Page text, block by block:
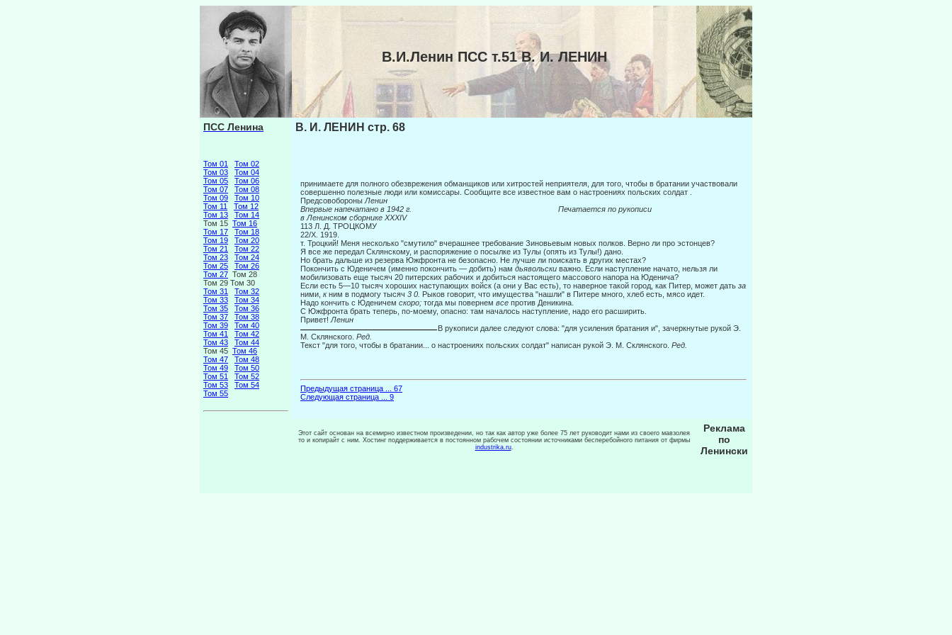
В.И.Ленин ПСС т.51 В. И. ЛЕНИН
ПСС Ленина
Том 01
Том 02
Том 03
Том 04
Том 05
Том 06
Том 07
Том 08
Том 09
Том 10
Том 11
Том 12
Том 13
Том 14
Том 15 Том 16
Том 17
Том 18
Том 19
Том 20
Том 21
Том 22
Том 23
Том 24
Том 25
Том 26
Том 27 Том 28
Том 29 Том 30
Том 31
Том 32
Том 33
Том 34
Том 35
Том 36
Том 37
Том 38
Том 39
Том 40
Том 41
Том 42
Том 43
Том 44
Том 45 Том 46
Том 47
Том 48
Том 49
Том 50
Том 51
Том 52
Том 53
Том 54
Том 55
В. И. ЛЕНИН стр. 68
принимаете для полного обезврежения обманщиков или хитростей неприятеля, для того, чтобы в братании участвовали
совершенно полезные люди или комиссары. Сооб­щите все известное вам о настроениях польских солдат .
Предсовобороны Ленин
Впервые напечатано в 1942 г. Печатается по рукописи
в Ленинском сборнике XXXIV
113 Л. Д. ТРОЦКОМУ
22/Х. 1919.
т. Троцкий! Меня несколько "смутило" вчерашнее требование Зиновьевым новых полков. Верно ли про эстонцев?
Я все же передал Склянскому, и распоряжение о посылке из Тулы (опять из Тулы!) дано.
Но брать дальше из резерва Южфронта не безопасно. Не лучше ли поискать в других местах?
Покончить с Юденичем (именно покончить — добить) нам дьявольски важно. Если наступление начато, нельзя ли
мобилизовать еще тысяч 20 питерских рабочих и до­биться настоящего массового напора на Юденича?
Если есть 5—10 тысяч хороших наступающих войск (а они у Вас есть), то наверное такой город, как Питер, может дать за
ними, кним в подмогу тысяч 3 0.
Рыков говорит, что имущества "нашли" в Питере много, хлеб есть, мясо идет.
Надо кончить с Юденичем скоро; тогда мы повернем все против Деникина.
С Южфронта брать теперь, по-моему, опасно: там началось наступление, надо его расширить.
Привет! Ленин
В рукописи далее следуют слова: "для усиления братания и", зачеркнутые рукой Э.
М. Склянского. Ред.
Текст "для того, чтобы в братании... о настроениях польских солдат" написан рукой Э. М. Склян­ского. Ред.
Предыдущая страница ... 67
Следующая страница ... 9
Этот сайт основан на всемирно известном произведении, но так как автор уже более 75 лет руководит нами из своего мавзолея
то и копирайт с ним. Хостинг поддерживается в постоянном рабочем состоянии источниками бесперебойного питания от фирмы
industrika.ru.
Реклама
по
Ленински